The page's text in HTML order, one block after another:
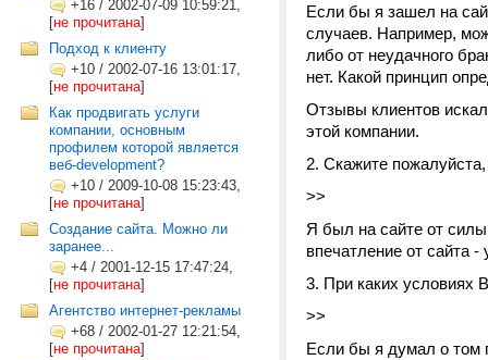
+16 / 2002-07-09 10:59:21,
[не прочитана]
Подход к клиенту
+10 / 2002-07-16 13:01:17,
[не прочитана]
Как продвигать услуги
компании, основным
профилем которой является
веб-development?
+10 / 2009-10-08 15:23:43,
[не прочитана]
Создание сайта. Можно ли
заранее...
+4 / 2001-12-15 17:47:24,
[не прочитана]
Агентство интернет-рекламы
+68 / 2002-01-27 12:21:54,
[не прочитана]
Если бы я зашел на
случаев. Например,
либо от неудачного
нет. Какой принцип
Отзывы клиентов
этой компании.
2. Скажите
>>
Я был на сайте от
впечатление от сайта
3. При каких условиях
>>
Если бы я думал о том